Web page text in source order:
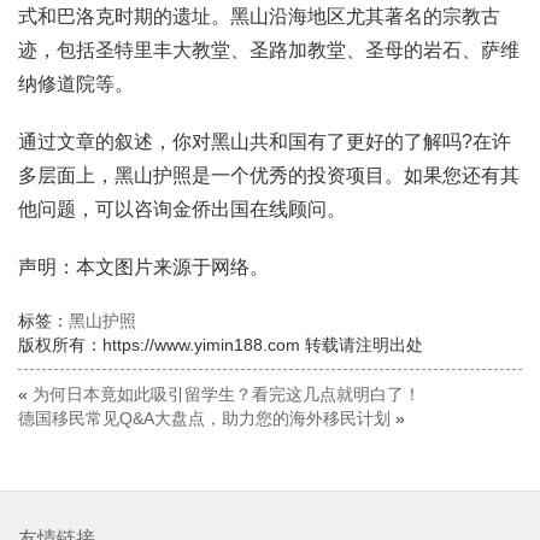
式和巴洛克时期的遗址。黑山沿海地区尤其著名的宗教古
迹，包括圣特里丰大教堂、圣路加教堂、圣母的岩石、萨维
纳修道院等。
通过文章的叙述，你对黑山共和国有了更好的了解吗?在许
多层面上，黑山护照是一个优秀的投资项目。如果您还有其
他问题，可以咨询金侨出国在线顾问。
声明：本文图片来源于网络。
标签： 黑山护照
版权所有：https://www.yimin188.com 转载请注明出处
« 为何日本竟如此吸引留学生？看完这几点就明白了！
德国移民常见Q&A大盘点，助力您的海外移民计划 »